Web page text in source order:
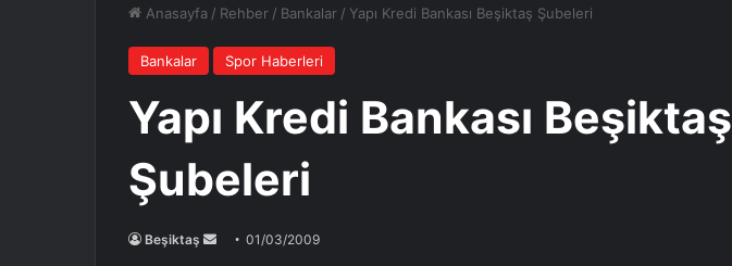
Anasayfa / Rehber / Bankalar / Yapı Kredi Bankası Beşiktaş Şubeleri
Bankalar Spor Haberleri
Yapı Kredi Bankası Beşiktaş
Şubeleri
Beşiktaş
Bir
01/03/2009